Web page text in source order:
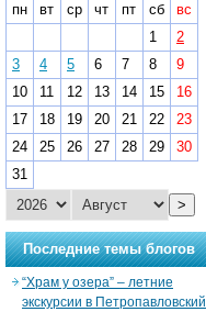
пн
вт ср чт пт сб
вс
1
2
3
4 5 6 7 8
9
10
11 12 13 14 15
16
17
18 19 20 21 22
23
24
25 26 27 28 29
30
31
>
Последние темы блогов
“Храм у озера” – летние
экскурсии в Петропавловский